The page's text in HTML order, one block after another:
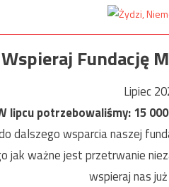
Wspieraj Fundację
Lipiec
lipcu potrzebowaliśmy:15 000
dalszego wsparcia naszej
jak ważne jest przetrwanie
wspieraj nas